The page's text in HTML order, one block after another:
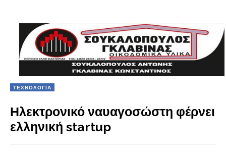
ΤΕΧΝΟΛΟΓΙΑ
Ηλεκτρονικό ναυαγοσώστη φέρνει
ελληνική startup